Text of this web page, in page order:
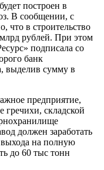
построен в
В сообщении, с
что в строительство
рублей. При этом
подписала со
банк
выделив сумму в
предприятие,
гречихи, складской
должен заработать
выхода на полную
до 60 тыс тонн